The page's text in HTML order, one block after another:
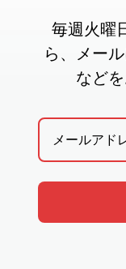
毎週火曜
ら、メー
など